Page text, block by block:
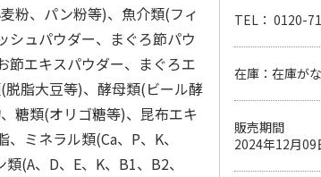
粉、パン粉等)、魚介類(フィ
シュパウダー、まぐろ節パウ
節エキスパウダー、まぐろエ
脂大豆等)、酵母類(ビール酵
糖類(オリゴ糖等)、昆布エキ
ミネラル類(Ca、P、K、
(A、D、E、K、B1、B2、
TEL： 0120-
在庫：在庫が
販売期間
2024年12月09